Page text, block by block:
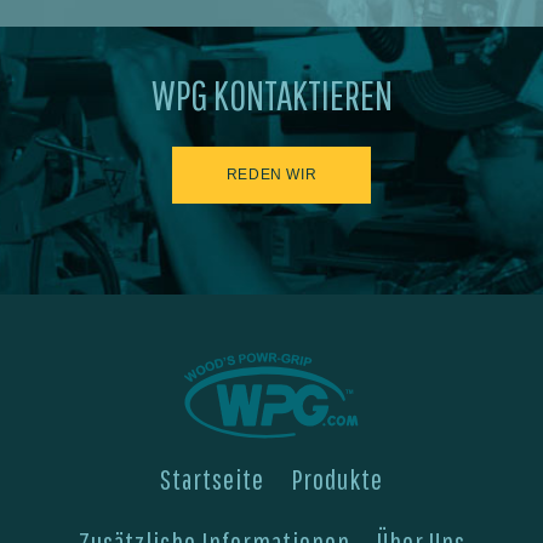
WPG KONTAKTIEREN
REDEN WIR
Startseite
Produkte